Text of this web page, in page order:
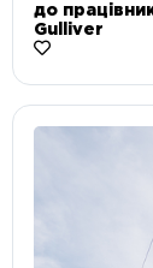
до
Gulliver